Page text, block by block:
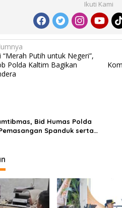
Ikuti Kami
“Merah Putih untuk Negeri”,
Polda Kaltim Bagikan
Bid Humas Polda
Spanduk serta